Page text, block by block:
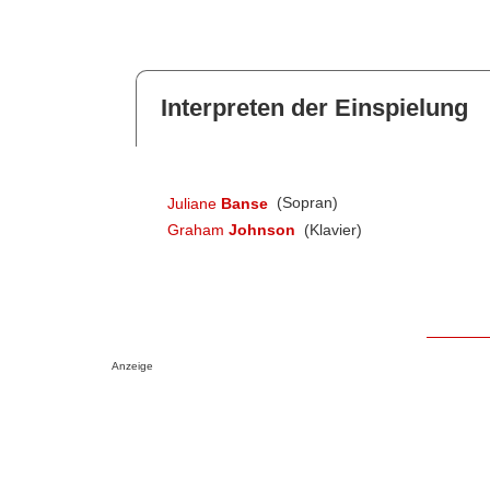
Interpreten der Einspielung
Juliane Banse (Sopran)
Graham Johnson (Klavier)
Anzeige